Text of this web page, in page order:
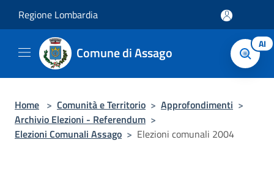
Regione Lombardia
Comune di Assago AI
Home > Comunità e Territorio > Approfondimenti >
Archivio Elezioni - Referendum >
Elezioni Comunali Assago > Elezioni comunali 2004